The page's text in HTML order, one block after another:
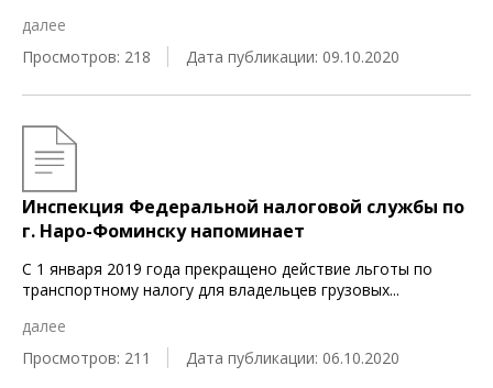
далее
Просмотров: 218
Дата публикации: 09.10.2020
Инспекция Федеральной налоговой службы по
г. Наро-Фоминску напоминает
С 1 января 2019 года прекращено действие льготы по
транспортному налогу для владельцев грузовых...
далее
Просмотров: 211
Дата публикации: 06.10.2020